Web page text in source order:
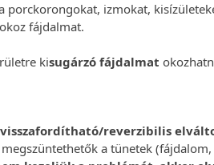
porckorongokat, izmokat,
fájdalmat.
kisugárzó fájdalmat
visszafordítható/reverzibilis
a tünetek (fájdalom,